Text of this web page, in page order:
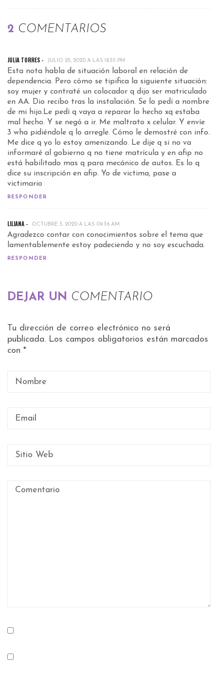
2 COMENTARIOS
JULIA TORRES - JULIO 25, 2020 A LAS 18:55 PM
Esta nota habla de situación laboral en relación de
dependencia. Pero cómo se tipifica la siguiente situación:
soy mujer y contraté un colocador q dijo ser matriculado
en AA. Dio recibo tras la instalación. Se lo pedí a nombre
de mi hijo.Le pedí q vaya a reparar lo hecho xq estaba
mal hecho. Y se negó a ir. Me maltrato x celular. Y envíe
3 wha pidiéndole q lo arregle. Cómo le demostré con info.
Me dice q yo lo estoy amenizando. Le dije q si no va
informaré al gobierno q no tiene matrícula y en afip no
está habilitado mas q para mecánico de autos. Es lo q
dice su inscripción en afip. Yo de victima, pase a
victimario
RESPONDER
LILIANA - OCTUBRE 3, 2020 A LAS 09:36 AM
Agradezco contar con conocimientos sobre el tema que
lamentablemente estoy padeciendo y no soy escuchada.
RESPONDER
DEJAR UN COMENTARIO
Tu dirección de correo electrónico no será
publicada. Los campos obligatorios están marcados
con *